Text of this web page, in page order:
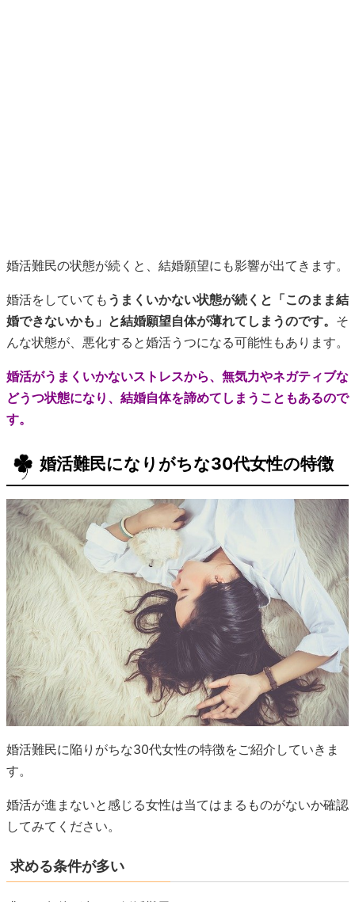
婚活難民の状態が続くと、結婚願望にも影響が出てきます。
婚活をしていても うまくいかない状態が続くと「このまま結
婚できないかも」と結婚願望自体が薄れてしまうのです。 そ
んな状態が、悪化すると婚活うつになる可能性もあります。
婚活がうまくいかないストレスから、無気力やネガティブな
どうつ状態になり、結婚自体を諦めてしまうこともあるので
す。
婚活難民になりがちな30代女性の特徴
婚活難民に陥りがちな30代女性の特徴をご紹介していきま
す。
婚活が進まないと感じる女性は当てはまるものがないか確認
してみてください。
求める条件が多い